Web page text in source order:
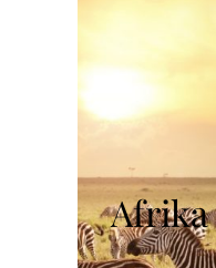
Afrika